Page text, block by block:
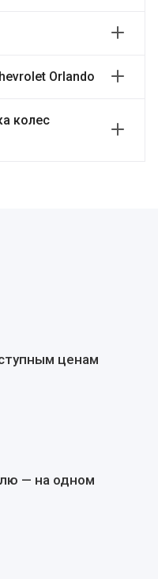
Orlando
колес
ценам
— на одном